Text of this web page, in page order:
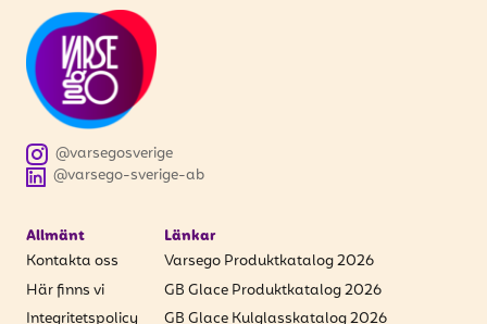
@varsego-sverige-ab
@varsegosverige
Allmänt
Kontakta oss
Här finns vi
Integritetspolicy
Länkar
Varsego Produktkatalog 2026
GB Glace Produktkatalog 2026
GB Glace Kulglasskatalog 2026